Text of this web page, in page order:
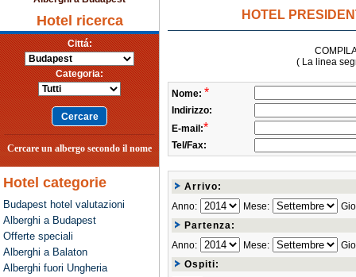
Hotel ricerca
Cittá:
Categoria:
Cercare un albergo secondo il nome
Hotel categorie
Budapest hotel valutazioni
Alberghi a Budapest
Offerte speciali
Alberghi a Balaton
Alberghi fuori Ungheria
HOTEL
( La linea
Nome: *
Indirizzo:
E-mail:*
Tel/Fax:
Arrivo:
Anno:
Mese:
Partenza:
Anno:
Mese:
Ospiti: